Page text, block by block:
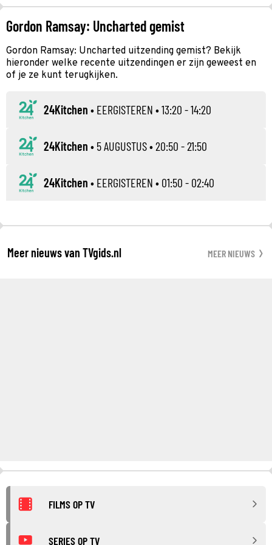
Gordon Ramsay: Uncharted gemist
Gordon Ramsay: Uncharted uitzending gemist? Bekijk
hieronder welke recente uitzendingen er zijn geweest en
of je ze kunt terugkijken.
24Kitchen • EERGISTEREN • 13:20 - 14:20
24Kitchen • 5 AUGUSTUS• 20:50 - 21:50
24Kitchen • EERGISTEREN • 01:50 - 02:40
Meer nieuws van TVgids.nl MEER NIEUWS
FILMS OP TV
SERIES OP TV